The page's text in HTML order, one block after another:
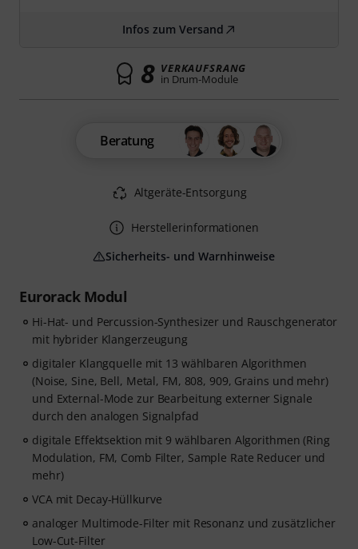
Eurorack Modul
Hi-Hat- und Percussion-Synthesizer und Rauschgenerator
mit hybrider Klangerzeugung
digitaler Klangquelle mit 13 wählbaren Algorithmen
(Noise, Sine, Bell, Metal, FM, 808, 909, Grains und mehr)
und External-Mode zur Bearbeitung externer Signale
durch den analogen Signalpfad
digitale Effektsektion mit 9 wählbaren Algorithmen (Ring
Modulation, FM, Comb Filter, Sample Rate Reducer und
mehr)
VCA mit Decay-Hüllkurve
analoger Multimode-Filter mit Resonanz und zusätzlicher
Low-Cut-Filter
Infos zum Versand
8 VERKAUFSRANG
in Drum-Module
Beratung
Altgeräte-Entsorgung
Herstellerinformationen
Sicherheits- und Warnhinweise